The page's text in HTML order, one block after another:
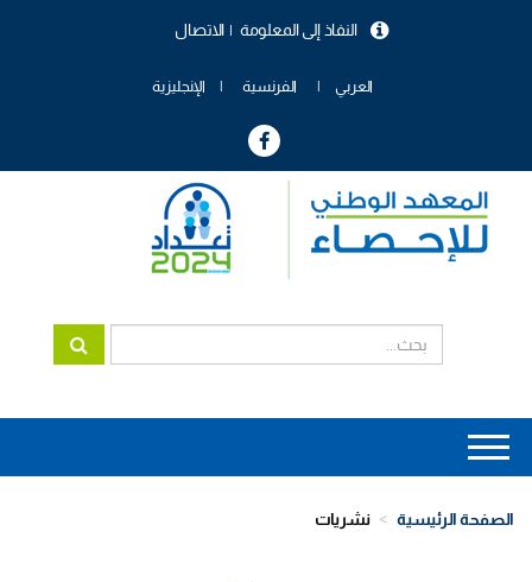
الاتصال النفاذ إلى المعلومة
العربي الفرنسية الإنجليزية
Main
navigation
الصفحة الرئيسية نشريات